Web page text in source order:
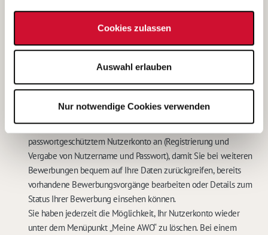
Cookies zulassen
Auswahl erlauben
Nur notwendige Cookies verwenden
dem Betreiber unter den imImpressumgenannten
Kontaktdaten widerrufen. In diesem Falle werden meine
Betreibers, als auch bei der für das Stellenangebot
verantwortlichen Stelle gelöscht.
Eine weitere Bearbeitung meiner Bewerbung ist in diesem Fall
Mit dem Abschicken Ihrer Online-Bewerbung bieten wir Ihnen
die Speicherung Ihrer persönlichen Daten in einem
passwortgeschütztem Nutzerkonto an (Registrierung und
Vergabe von Nutzername und Passwort), damit Sie bei weiteren
Bewerbungen bequem auf Ihre Daten zurückgreifen, bereits
vorhandene Bewerbungsvorgänge bearbeiten oder Details zum
Status Ihrer Bewerbung einsehen können.
Sie haben jederzeit die Möglichkeit, Ihr Nutzerkonto wieder
unter dem Menüpunkt „Meine AWO“ zu löschen. Bei einem